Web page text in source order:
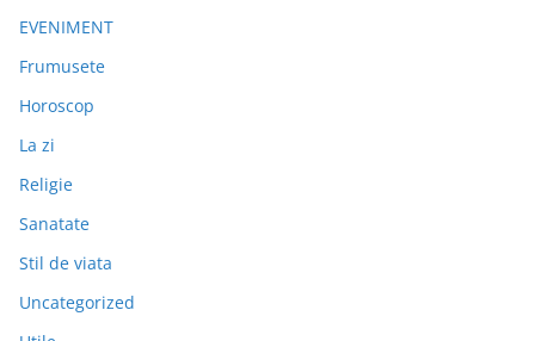
EVENIMENT
Frumusete
Horoscop
La zi
Religie
Sanatate
Stil de viata
Uncategorized